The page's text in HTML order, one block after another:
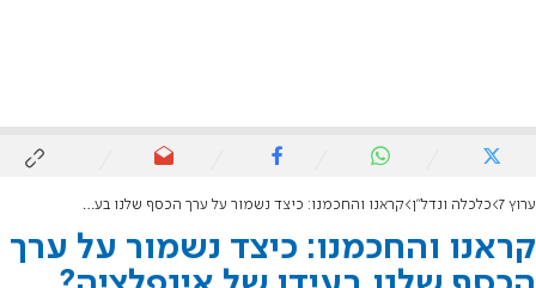
ערוץ 7 כלכלה ונדל"ן קראנו והחכמנו: כיצד נשמור על ערך הכסף שלנו בעידן של אינפלציה?
קראנו והחכמנו: כיצד נשמור על ערך